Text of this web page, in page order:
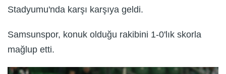
Stadyumu'nda karşı karşıya geldi.
Samsunspor, konuk olduğu rakibini 1-0'lık skorla
mağlup etti.